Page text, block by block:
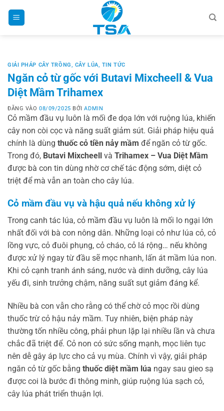
GIẢI PHÁP CÂY TRỒNG, CÂY LÚA, TIN TỨC
Ngăn cỏ từ gốc với Butavi Mixcheell & Vua
Diệt Mầm Trihamex
ĐĂNG VÀO08/09/2025 BỞIADMIN
Cỏ mầm đầu vụ luôn là mối đe dọa lớn với ruộng lúa, khiến
cây non còi cọc và năng suất giảm sút. Giải pháp hiệu quả
chính là dùng thuốc cỏ tiền nảy mầm để ngăn cỏ từ gốc.
Trong đó, Butavi Mixcheell và Trihamex – Vua Diệt Mầm
được bà con tin dùng nhờ cơ chế tác động sớm, diệt cỏ
triệt để mà vẫn an toàn cho cây lúa.
Cỏ mầm đầu vụ và hậu quả nếu không xử lý
Trong canh tác lúa, cỏ mầm đầu vụ luôn là mối lo ngại lớn
nhất đối với bà con nông dân. Những loại cỏ như lúa cỏ, cỏ
lồng vực, cỏ đuôi phụng, cỏ cháo, cỏ lá rộng… nếu không
được xử lý ngay từ đầu sẽ mọc nhanh, lấn át mầm lúa non.
Khi cỏ cạnh tranh ánh sáng, nước và dinh dưỡng, cây lúa
yếu đi, sinh trưởng chậm, năng suất sụt giảm đáng kể.
Nhiều bà con vẫn cho rằng có thể chờ cỏ mọc rồi dùng
thuốc trừ cỏ hậu nảy mầm. Tuy nhiên, biện pháp này
thường tốn nhiều công, phải phun lặp lại nhiều lần và chưa
chắc đã triệt để. Cỏ non có sức sống mạnh, mọc liên tục
nên dễ gây áp lực cho cả vụ mùa. Chính vì vậy, giải pháp
ngăn cỏ từ gốc bằng thuốc diệt mầm lúa ngay sau gieo sạ
được coi là bước đi thông minh, giúp ruộng lúa sạch cỏ,
cây lúa phát triển thuận lợi.